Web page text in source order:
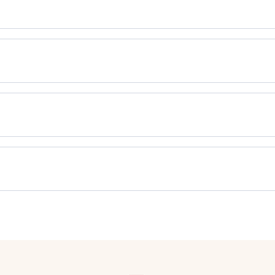
Vita Genic Jelly Mask - Lifting
poprawę elastyczności skóry, wygładza jej strukturę i
NIACINAMIDE, GLYCERIN, ASCORBYL PALMITATE,
LINOLEATE, MALTODEXTRIN, THIAMINE HCl, RIBOFLAVIN, NIACIN,
INDICA STEM EXTRACT, SODIUM HYALURONATE, DISODIUM
ARGININE, ACRYLATES/C10-30 ALKYL ACRYLATE